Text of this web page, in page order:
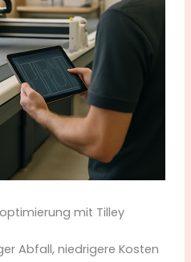
mit Tilley
Abfall, niedrigere Kosten